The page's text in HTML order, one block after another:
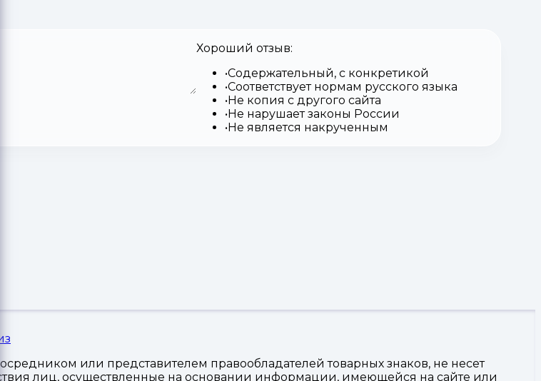
Хороший отзыв:
Содержательный, с конкретикой
Соответствует нормам русского языка
Не копия с другого сайта
Не нарушает законы России
Не является накрученным
или представителем правообладателей товарных знаков, не несет
лиц, осуществленные на основании информации, имеющейся на сайте или